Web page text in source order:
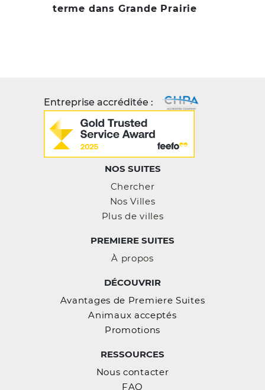
terme dans Grande Prairie
NOS SUITES
Chercher
Nos Villes
Plus de villes
PREMIERE SUITES
À propos
DÉCOUVRIR
Avantages de Premiere Suites
Animaux acceptés
Promotions
RESSOURCES
Nous contacter
FAQ
Entreprise accréditée :